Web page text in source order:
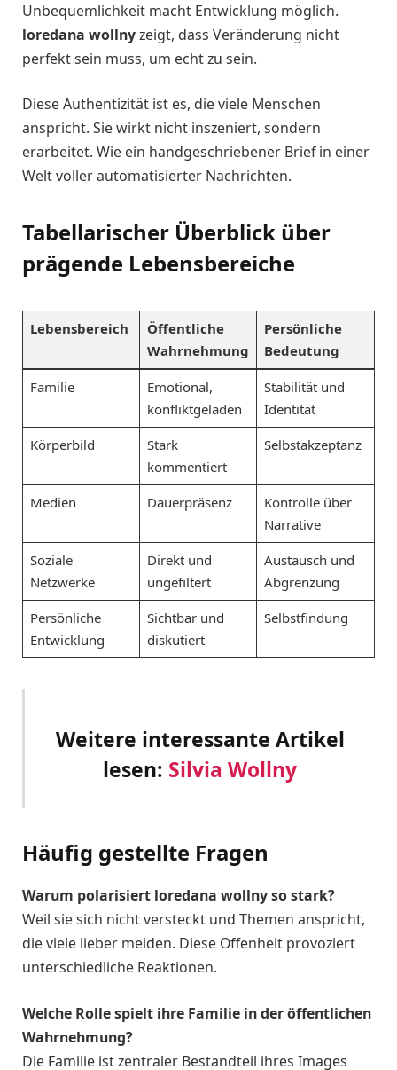
Unbequemlichkeit macht Entwicklung möglich.
loredana wollnyzeigt, dass Veränderung nicht
perfekt sein muss, um echt zu sein.
Diese Authentizität ist es, die viele Menschen
anspricht. Sie wirkt nicht inszeniert, sondern
erarbeitet. Wie ein handgeschriebener Brief in einer
Welt voller automatisierter Nachrichten.
Tabellarischer Überblick über
prägende Lebensbereiche
Lebensbereich
Öffentliche
Wahrnehmung
Persönliche
Bedeutung
Familie
Emotional,
konfliktgeladen
Stabilität und
Identität
Körperbild
Stark
kommentiert
Selbstakzeptanz
Medien Dauerpräsenz
Kontrolle über
Narrative
Soziale
Netzwerke
Direkt und
ungefiltert
Austausch und
Abgrenzung
Persönliche
Entwicklung
Sichtbar und
diskutiert
Selbstfindung
Weitere interessante Artikel
lesen: Silvia Wollny
Häufig gestellte Fragen
Warum polarisiert loredana wollny so stark?
Weil sie sich nicht versteckt und Themen anspricht,
die viele lieber meiden. Diese Offenheit provoziert
unterschiedliche Reaktionen.
Welche Rolle spielt ihre Familie in der öffentlichen
Wahrnehmung?
Die Familie ist zentraler Bestandteil ihres Images